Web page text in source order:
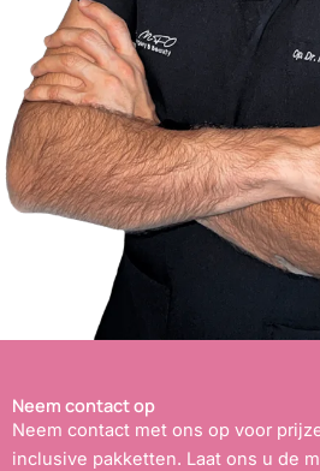
Neem contact op
Neem contact met ons op voor
inclusive pakketten. Laat ons u de